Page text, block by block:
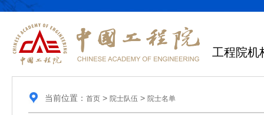
工程院机
当前位置： 首页> 院士队伍 > 院士名单